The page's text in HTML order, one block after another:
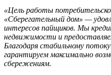
«Цель работы
«Сберегательный дом» —
интересов пайщиков. Мы
недвижимости и
Благодаря стабильному
гарантируем максимально
сбережениям.